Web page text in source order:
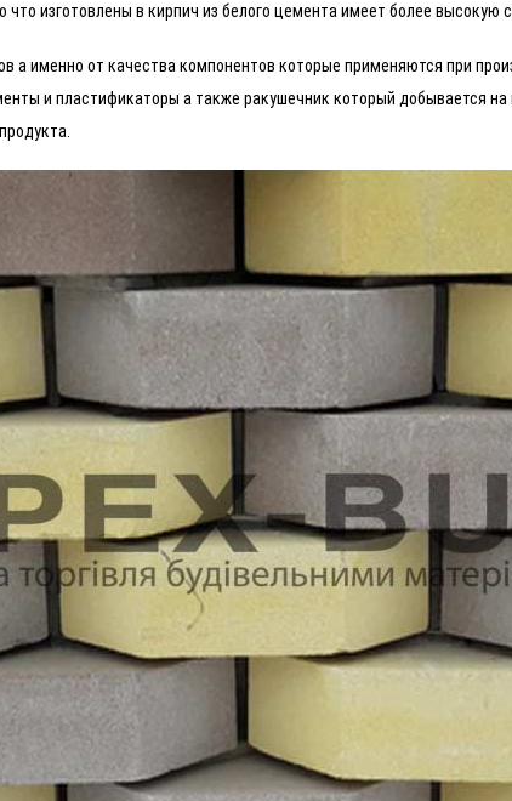
изготовлены в кирпич из белого цемента имеет более высокую
именно от качества компонентов которые применяются при
и пластификаторы а также ракушечник который добывается